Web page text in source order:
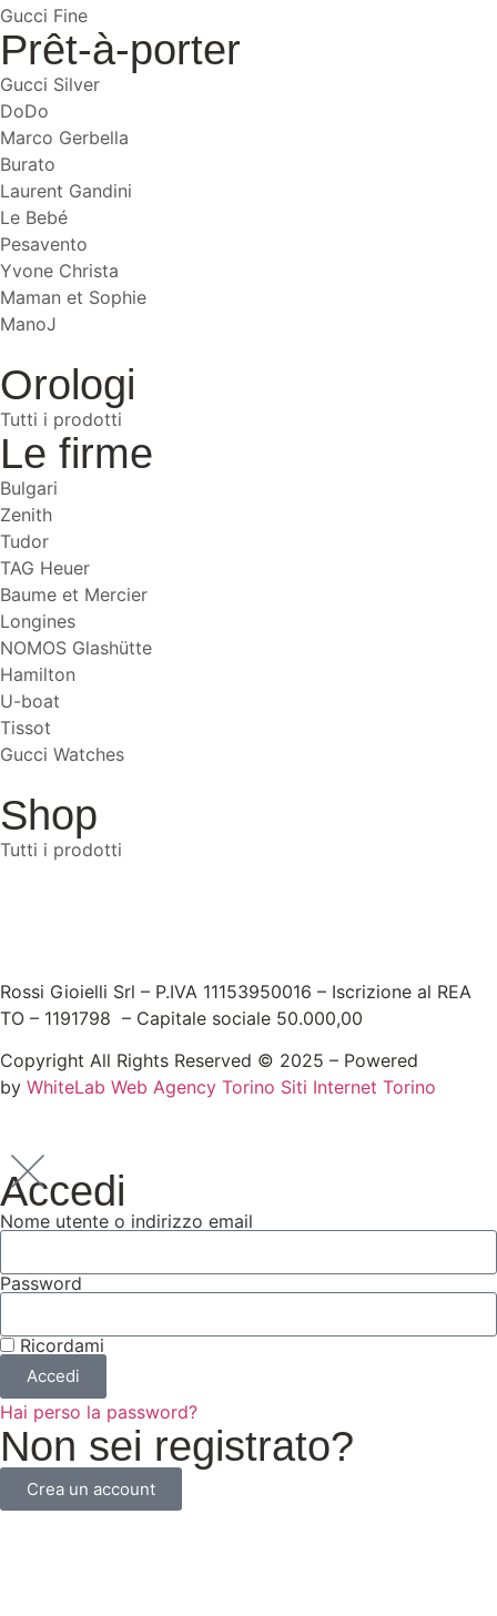
Gucci Fine
Prêt-à-porter
Gucci Silver
DoDo
Marco Gerbella
Burato
Laurent Gandini
Le Bebé
Pesavento
Yvone Christa
Maman et Sophie
ManoJ
Orologi
Tutti i prodotti
Le firme
Bulgari
Zenith
Tudor
TAG Heuer
Baume et Mercier
Longines
NOMOS Glashütte
Hamilton
U-boat
Tissot
Gucci Watches
Shop
Tutti i prodotti
Rossi Gioielli Srl – P.IVA 11153950016 – Iscrizione al REA
TO – 1191798 – Capitale sociale 50.000,00
Copyright All Rights Reserved © 2025 – Powered
by WhiteLab Web Agency Torino Siti Internet Torino
Accedi
Nome utente o indirizzo email
Password
Ricordami
Accedi
Hai perso la password?
Non sei registrato?
Crea un account